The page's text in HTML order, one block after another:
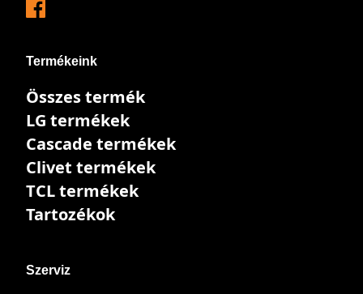
Termékeink
Összes termék
LG termékek
Cascade termékek
Clivet termékek
TCL termékek
Tartozékok
Szerviz